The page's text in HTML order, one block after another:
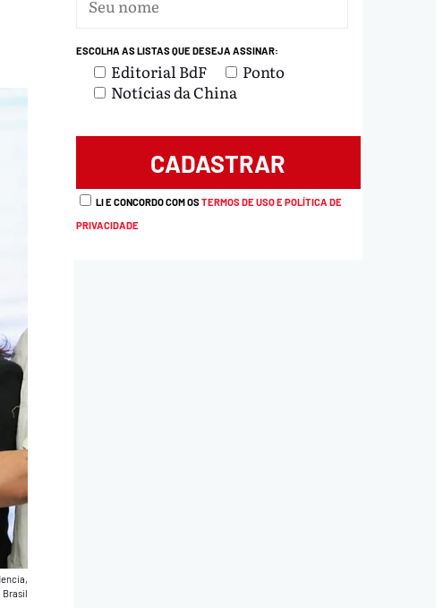
Brasil
ESCOLHA AS LISTAS QUE DESEJA ASSINAR:
Editorial BdF
Ponto
Notícias da China
LI E CONCORDO COM OSTERMOS DE USO E POLÍTICA DE
PRIVACIDADE